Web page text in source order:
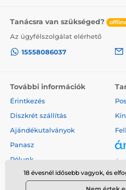
Tanácsra van szükséged?
Az ügyfélszolgálat elérhető
15558086037
További információk
Érintkezés
Diszkrét szállítás
Ajándékutalványok
Panasz
Rólunk
18 évesnél idősebb vagyok, és